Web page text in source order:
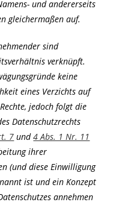
und andererseits
gleichermaßen auf.
sind
verknüpft.
keine
eines Verzichts auf
jedoch folgt die
Datenschutzrechts
7 und4 Abs. 1 Nr. 11
ihrer
(und diese Einwilligung
ist und ein Konzept
annehmen